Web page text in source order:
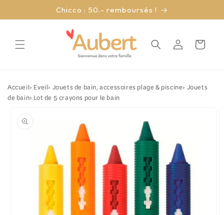
au
Chicco : 50.- remboursés !
ConnexionPanier
Accueil› Eveil› Jouets de bain, accessoires plage & piscine› Jouets
de bain› Lot de 5 crayons pour le bain
informations
produits